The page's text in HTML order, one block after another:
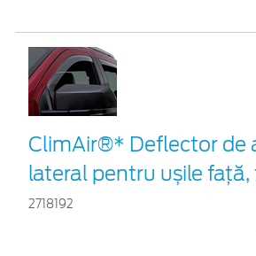
ClimAir®* Deflector de
lateral pentru ușile
2718192